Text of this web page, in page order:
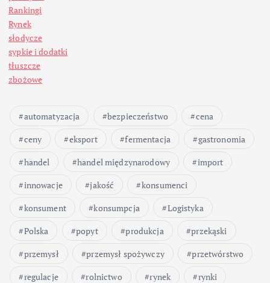
Rankingi
Rynek
słodycze
sypkie i dodatki
tłuszcze
zbożowe
automatyzacja bezpieczeństwo
cena
ceny
eksport fermentacja
gastronomia
handel
handel międzynarodowy
import
innowacje
jakość
konsumenci
konsument
konsumpcja
Logistyka
Polska
popyt produkcja
przekąski
przemysł
przemysł spożywczy
przetwórstwo
regulacje
rolnictwo rynek
rynki